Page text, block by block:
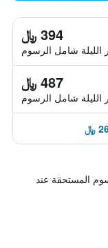
394 ﷼
الليلة شامل الرسوم
487 ﷼
الليلة شامل الرسوم
المستحقة عند